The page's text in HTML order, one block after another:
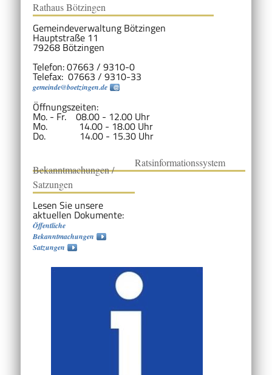
Rathaus Bötzingen
Gemeindeverwaltung Bötzingen
Hauptstraße 11
79268 Bötzingen
Telefon: 07663 / 9310-0
Telefax: 07663 / 9310-33
gemeinde@boetzingen.de
Öffnungszeiten:
Mo. - Fr. 08.00 - 12.00 Uhr
Mo. 14.00 - 18.00 Uhr
Do. 14.00 - 15.30 Uhr
Bekanntmachungen /
Satzungen
Lesen Sie unsere
aktuellen Dokumente:
Öffentliche
Bekanntmachungen
Satzungen
Ratsinformationssystem